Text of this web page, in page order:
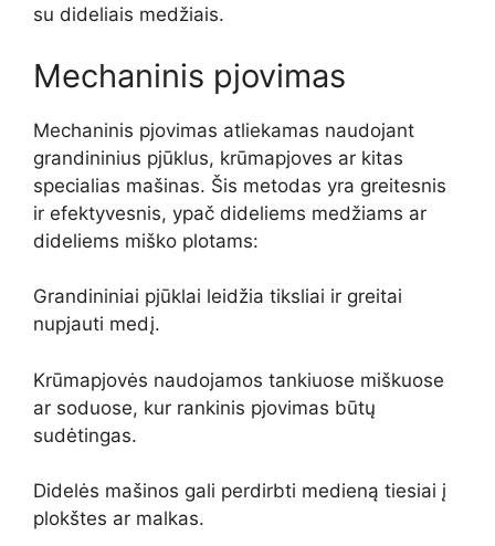
su dideliais medžiais.
Mechaninis pjovimas
Mechaninis pjovimas atliekamas naudojant
grandininius pjūklus, krūmapjoves ar kitas
specialias mašinas. Šis metodas yra greitesnis
ir efektyvesnis, ypač dideliems medžiams ar
dideliems miško plotams:
Grandininiai pjūklai leidžia tiksliai ir greitai
nupjauti medį.
Krūmapjovės naudojamos tankiuose miškuose
ar soduose, kur rankinis pjovimas būtų
sudėtingas.
Didelės mašinos gali perdirbti medieną tiesiai į
plokštes ar malkas.